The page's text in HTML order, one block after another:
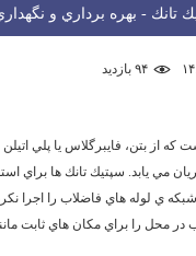
تانك - بهره برداري و
كه از بتن، فايبرگلاس يا پلي
مي يابد. سپتيك تانك ها براي
ي لوله هاي فاضلاب را اجرا
محل را براي مكان هاي ثابت